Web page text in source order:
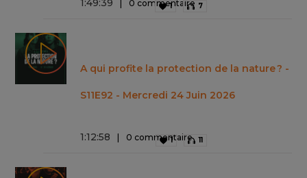
1:49:39 0 commentaire
1 7
A qui profite la protection de la nature ? -
S11E92 - Mercredi 24 Juin 2026
1:12:58 0 commentaire
1 11